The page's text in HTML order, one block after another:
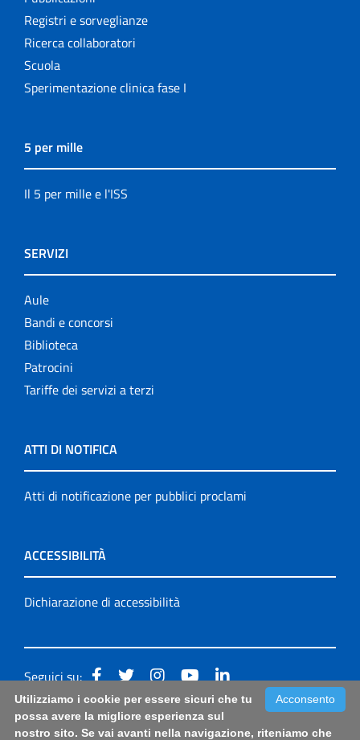
Registri e sorveglianze
Ricerca collaboratori
Scuola
Sperimentazione clinica fase I
5 per mille
Il 5 per mille e l'ISS
SERVIZI
Aule
Bandi e concorsi
Biblioteca
Patrocini
Tariffe dei servizi a terzi
ATTI DI NOTIFICA
Atti di notificazione per pubblici proclami
ACCESSIBILITÀ
Dichiarazione di accessibilità
Seguici su:
Accessibilità: form di segnalazione di prima istanza per
Acconsento
Utilizziamo i cookie per essere sicuri che tu
possa avere la migliore esperienza sul
nostro sito. Se vai avanti nella navigazione, riteniamo che